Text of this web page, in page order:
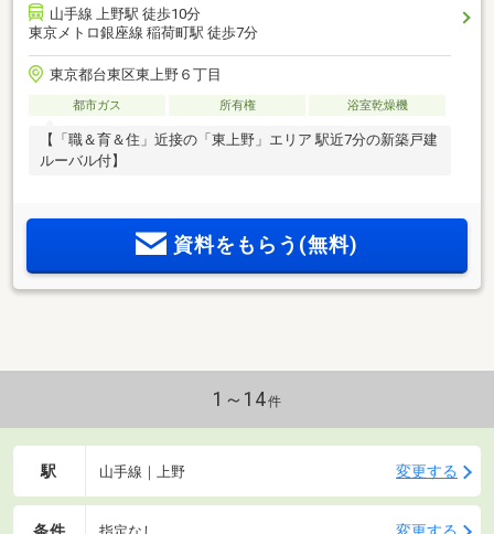
山手線 上野駅 徒歩10分
東京メトロ銀座線 稲荷町駅 徒歩7分
東京都台東区東上野６丁目
都市ガス 所有権 浴室乾燥機
【「職＆育＆住」近接の「東上野」エリア 駅近7分の新築戸建
ルーバル付】
資料をもらう(無料)
1～14件
駅 山手線｜上野 変更する